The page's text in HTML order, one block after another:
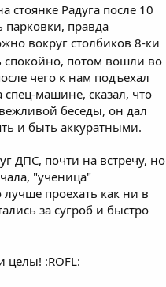
стоянке Радуга после 10
правда
вокруг столбиков 8-ки
спокойно, потом вошли во
чего к нам подъехал
машине, сказал, что
беседы, он дал
и быть аккуратными.
ДПС, почти на встречу, но
"ученица"
лучше проехать как ни в
за сугроб и быстро
:ROFL: